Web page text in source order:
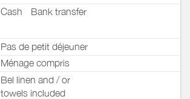
Cash Bank transfer
Pas de petit déjeuner
Ménage compris
Bel linen and / or
towels included